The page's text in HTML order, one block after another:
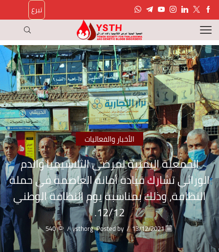
تبرع
الأخبار والفعاليات
الجمعية اليمنية لمرضى الثلاسيميا والدم
الوراثي تشارك قيادة أمانة العاصمة في حملة
النظافة، وذلك بمناسبة يوم النظافة الوطني
12/12.
13/12/2021
/
Posted by
ysthorg
/
540